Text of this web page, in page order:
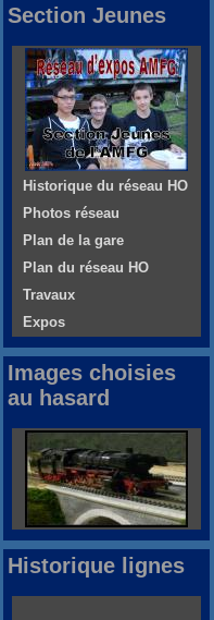
Section Jeunes
Historique du réseau HO
Photos réseau
Plan de la gare
Plan du réseau HO
Travaux
Expos
Images choisies
au hasard
Historique lignes